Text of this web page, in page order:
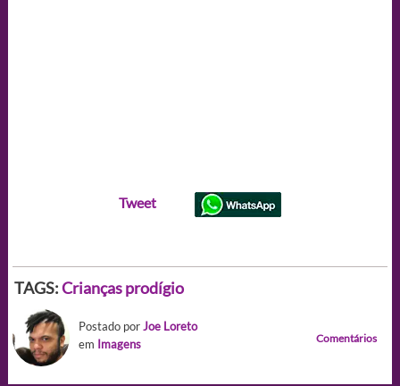
Tweet
TAGS:Crianças prodígio
Postado porJoe Loreto
em Imagens Comentários